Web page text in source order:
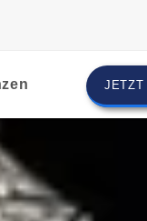
JETZT